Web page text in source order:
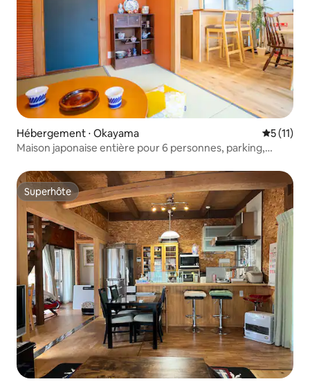
Hébergement ⋅ Okayama
5 (11)
Maison japonaise entière pour 6 personnes, parking,
Superhôte
Superhôte